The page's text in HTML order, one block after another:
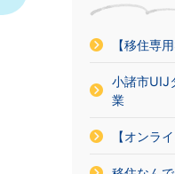
【移住専
小諸市UIJ
業
【オンラ